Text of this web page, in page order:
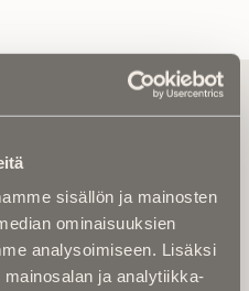
sisällön ja mainosten
ominaisuuksien
analysoimiseen. Lisäksi
ja analytiikka-
heti parhaiden
niin saat kaksi kertaa
jää huomaamatta.
velvoita mihinkään.
johon haluat uutiskirjeen